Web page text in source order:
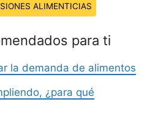
ALIMENTICIAS
para ti
la demanda de alimentos
¿para qué